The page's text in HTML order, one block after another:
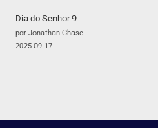
Dia do Senhor 9
por Jonathan Chase
2025-09-17